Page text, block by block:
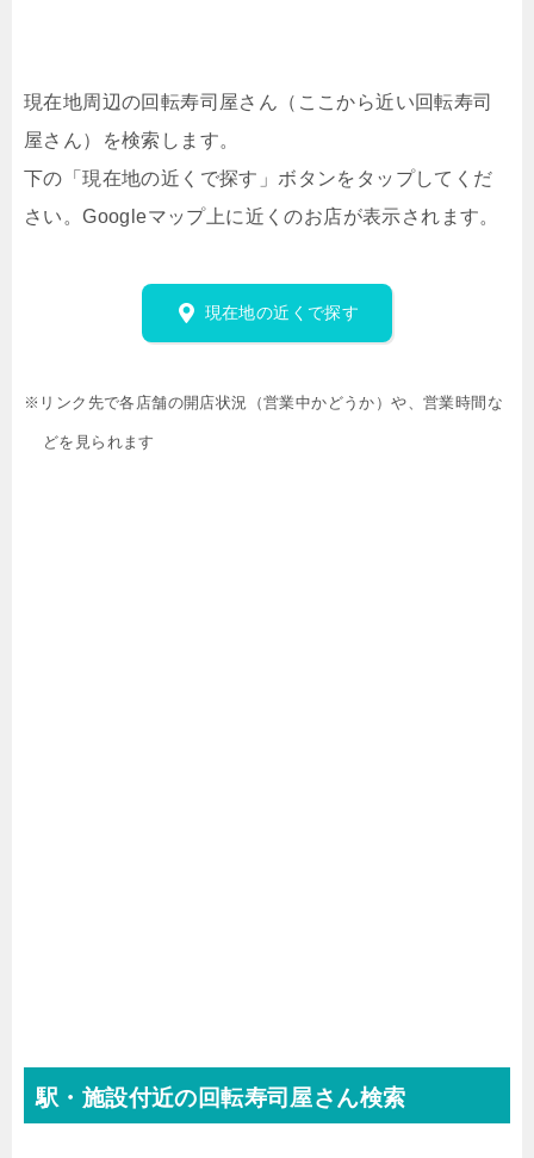
現在地周辺の回転寿司屋さん（ここから近い回転寿司
屋さん）を検索します。
下の「現在地の近くで探す」ボタンをタップしてくだ
さい。Googleマップ上に近くのお店が表示されます。
現在地の近くで探す
※リンク先で各店舗の開店状況（営業中かどうか）や、営業時間な
どを見られます
駅・施設付近の回転寿司屋さん検索